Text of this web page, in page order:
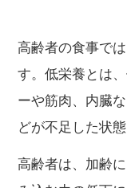
高齢者の食事で
す。低栄養とは
ーや筋肉、内臓
どが不足した状態
高齢者は、加齢